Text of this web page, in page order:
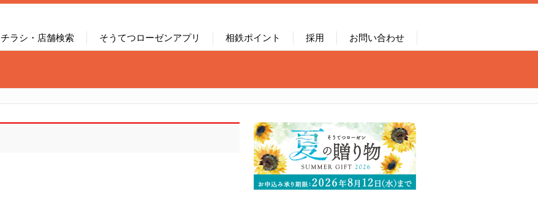
チラシ・店舗検索 そうてつローゼンアプリ 相鉄ポイント 採用 お問い合わせ